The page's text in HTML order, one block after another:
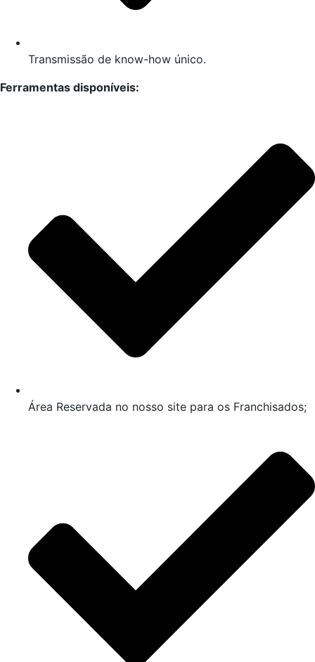
Transmissão de know-how único.
Ferramentas disponíveis:
Área Reservada no nosso site para os Franchisados;